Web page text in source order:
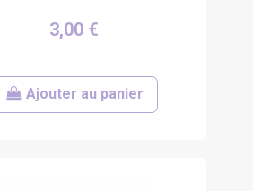
3,00 €
Ajouter au panier